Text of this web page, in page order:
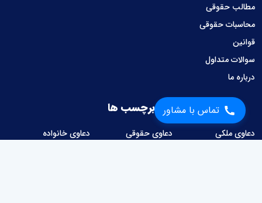
تماس با مشاور
مطالب حقوقی
محاسبات حقوقی
قوانین
سوالات متداول
درباره ما
برچسب ها
دعاوی ملکی دعاوی حقوقی
دعاوی خانواده